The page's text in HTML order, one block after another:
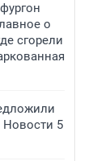
о
сгорели
Новости 5